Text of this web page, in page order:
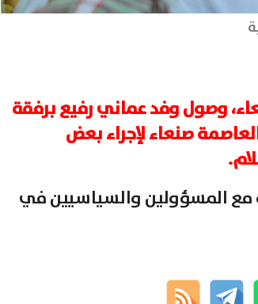
وصول وفد عماني رفيع برفقة
صنعاء لإجراء بعض
مع المسؤولين والسياسيين في